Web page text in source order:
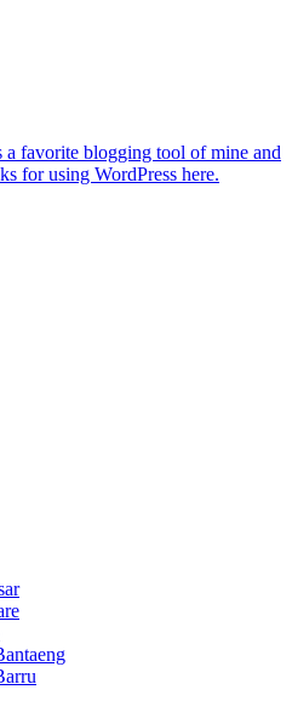
a favorite blogging tool of mine and
for using WordPress here.